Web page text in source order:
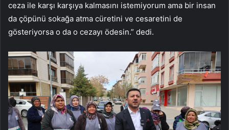
ceza ile karşı karşıya kalmasını istemiyorum ama bir insan
da çöpünü sokağa atma cüretini ve cesaretini de
gösteriyorsa o da o cezayı ödesin.” dedi.